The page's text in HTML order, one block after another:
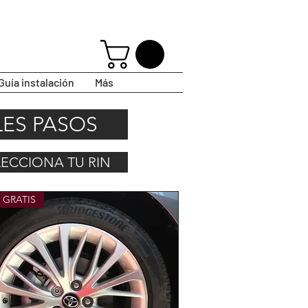
instalación Más
PASOS
TU RIN